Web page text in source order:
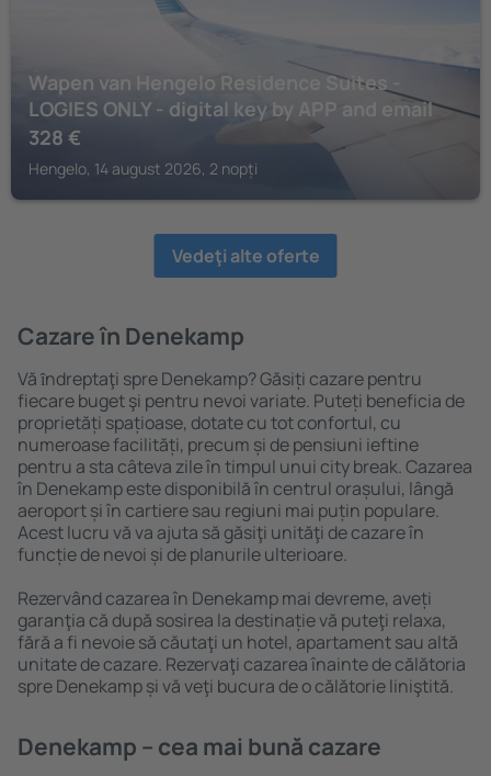
Wapen van Hengelo Residence Suites -
LOGIES ONLY - digital key by APP and email
328 €
Hengelo, 14 august 2026, 2 nopți
Vedeţi alte oferte
Cazare în Denekamp
Vă ȋndreptaţi spre Denekamp? Găsiți cazare pentru
fiecare buget şi pentru nevoi variate. Puteți beneficia de
proprietăți spațioase, dotate cu tot confortul, cu
numeroase facilități, precum și de pensiuni ieftine
pentru a sta câteva zile în timpul unui city break. Cazarea
în Denekamp este disponibilă în centrul orașului, lângă
aeroport și în cartiere sau regiuni mai puțin populare.
Acest lucru vă va ajuta să găsiţi unităţi de cazare în
funcție de nevoi și de planurile ulterioare.
Rezervând cazarea în Denekamp mai devreme, aveți
garanţia că după sosirea la destinație vă puteţi relaxa,
fără a fi nevoie să căutaţi un hotel, apartament sau altă
unitate de cazare. Rezervaţi cazarea înainte de călătoria
spre Denekamp și vă veţi bucura de o călătorie liniştită.
Denekamp – cea mai bună cazare